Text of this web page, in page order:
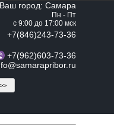
Ваш город: Самара
Пн - Пт
с 9:00 до 17:00 мск
+7(846)243-73-36
+7(962)603-73-36